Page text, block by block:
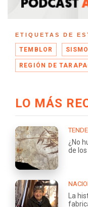
ETIQUETAS DE
TEMBLOR SISMO
REGIÓN DE
LO MÁS
¿No
de
La